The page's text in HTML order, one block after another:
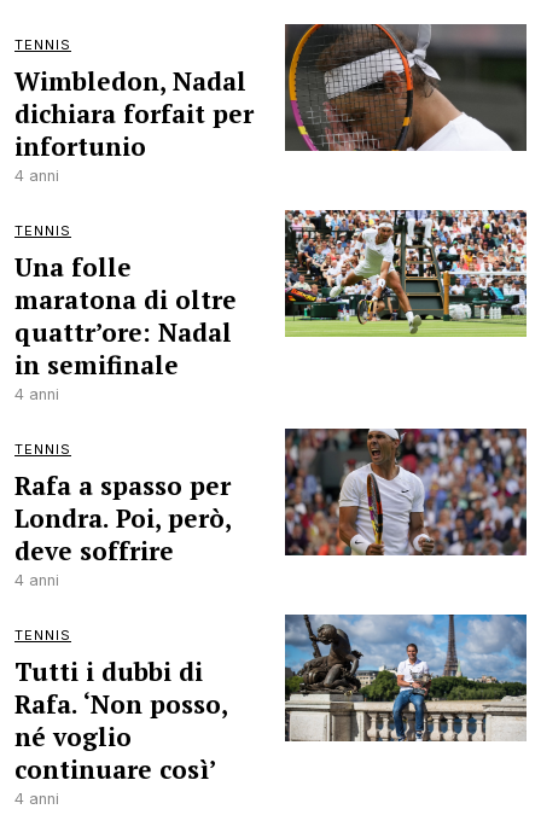
TENNIS
Wimbledon, Nadal
dichiara forfait per
infortunio
4 anni
TENNIS
Una folle
maratona di oltre
quattr’ore: Nadal
in semifinale
4 anni
TENNIS
Rafa a spasso per
Londra. Poi, però,
deve soffrire
4 anni
TENNIS
Tutti i dubbi di
Rafa. ‘Non posso,
né voglio
continuare così’
4 anni